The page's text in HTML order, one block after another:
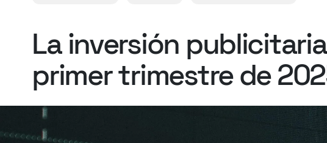
La inversión publicitaria
primertrimestre de